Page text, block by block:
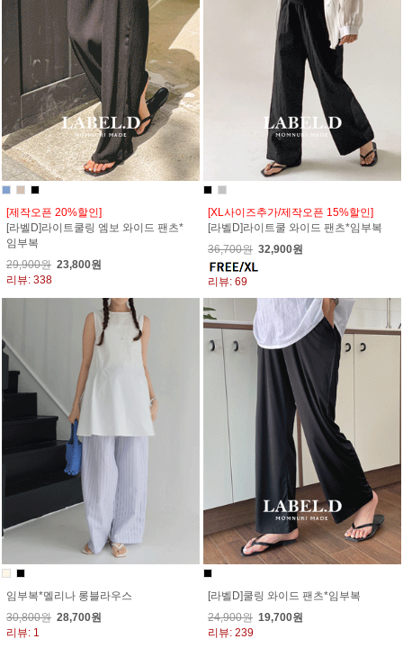
[제작오픈 20%할인]
[라벨D]라이트쿨링 엠보 와이드 팬츠*
임부복
29,900원 23,800원
리뷰: 338
[XL사이즈추가/제작오픈 15%할인]
[라벨D]라이트쿨 와이드 팬츠*임부복
36,700원 32,900원
리뷰: 69
임부복*멜리나 롱블라우스
30,800원 28,700원
리뷰: 1
[라벨D]쿨링 와이드 팬츠*임부복
24,900원 19,700원
리뷰: 239